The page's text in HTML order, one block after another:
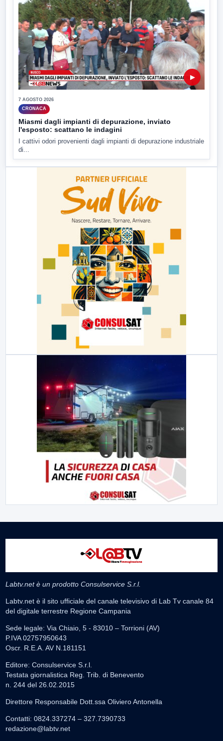
▶
7 AGOSTO 2026
CRONACA
Miasmi dagli impianti di depurazione, inviato
l'esposto: scattano le indagini
I cattivi odori provenienti dagli impianti di depurazione industriale
di...
Labtv.net è un prodotto Consulservice S.r.l.
Labtv.net è il sito ufficiale del canale televisivo di Lab Tv canale 84
del digitale terrestre Regione Campania
Sede legale: Via Chiaio, 5 - 83010 – Torrioni (AV)
P.IVA 02757950643
Oscr. R.E.A. AV N.181151
Editore: Consulservice S.r.l.
Testata giornalistica Reg. Trib. di Benevento
n. 244 del 26.02.2015
Direttore Responsabile Dott.ssa Oliviero Antonella
Contatti: 0824.337274 – 327.7390733
redazione@labtv.net